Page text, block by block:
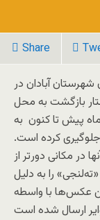
Share
، دست‌فروشان شهرستان آبادان در
بازگشت به محل
پیش تا کنون به
کرده است.
در مکانی دور‌تر از
را به دلیل
عکس‌ها با واسطه